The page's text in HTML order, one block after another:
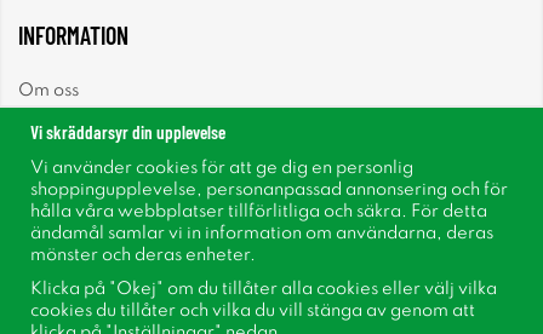
INFORMATION
Om oss
Nyhetsbrev
Om cookies
Inspiration
Vi skräddarsyr din upplevelse
Vi använder cookies för att ge dig en personlig
shoppingupplevelse, personanpassad annonsering och för
hålla våra webbplatser tillförlitliga och säkra. För detta
ändamål samlar vi in information om användarna, deras
mönster och deras enheter.
Klicka på "Okej" om du tillåter alla cookies eller välj vilka
cookies du tillåter och vilka du vill stänga av genom att